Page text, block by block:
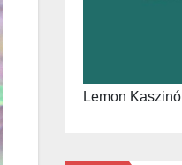
Lemon Kaszinó